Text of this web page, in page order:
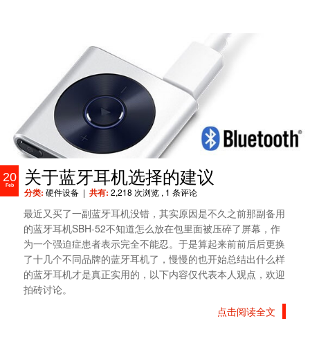
20
Feb 关于蓝牙耳机选择的建议
分类: 硬件设备 | 共有: 2,218 次浏览 , 1 条评论
最近又买了一副蓝牙耳机没错，其实原因是不久之前那副备用
的蓝牙耳机SBH-52不知道怎么放在包里面被压碎了屏幕，作
为一个强迫症患者表示完全不能忍。于是算起来前前后后更换
了十几个不同品牌的蓝牙耳机了，慢慢的也开始总结出什么样
的蓝牙耳机才是真正实用的，以下内容仅代表本人观点，欢迎
拍砖讨论。
点击阅读全文